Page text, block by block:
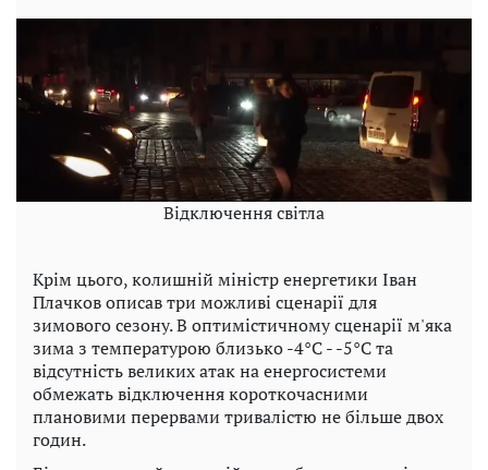
Відключення світла
Крім цього, колишній міністр енергетики Іван
Плачков описав три можливі сценарії для
зимового сезону. В оптимістичному сценарії м'яка
зима з температурою близько -4°C - -5°C та
відсутність великих атак на енергосистеми
обмежать відключення короткочасними
плановими перервами тривалістю не більше двох
годин.